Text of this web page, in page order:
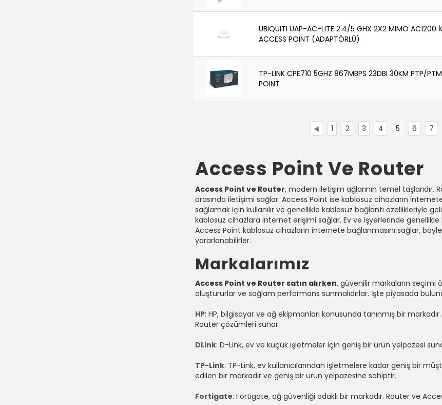
UBIQUITI UAP-AC-LITE 2.4/5 GHX 2X2 MIMO AC1200
ACCESS POINT (ADAPTÖRLÜ)
TP-LINK CPE710 5GHZ 867MBPS 23DBI 30KM PTP/
POINT
1 2 3 4 5 6 7
Access Point Ve Router
Access Point ve Router, modern iletişim ağlarının temel
arasında iletişimi sağlar. Access Point ise kablosuz cihazların
sağlamak için kullanılır ve genellikle kablosuz bağlantı özellikleriyle
kablosuz cihazlara internet erişimi sağlar. Ev ve işyerlerinde
Access Point kablosuz cihazların internete bağlanmasını sağlar,
yararlanabilirler.
Markalarımız
Access Point ve Router satın alırken, güvenilir markaların seçimi
oluştururlar ve sağlam performans sunmalıdırlar. İşte piyasada
HP: HP, bilgisayar ve ağ ekipmanları konusunda tanınmış bir
Router çözümleri sunar.
DLink: D-Link, ev ve küçük işletmeler için geniş bir ürün yelpazesi
TP-Link: TP-Link, ev kullanıcılarından işletmelere kadar geniş bir
edilen bir markadır ve geniş bir ürün yelpazesine sahiptir.
Fortigate: Fortigate, ağ güvenliği odaklı bir markadır. Router ve